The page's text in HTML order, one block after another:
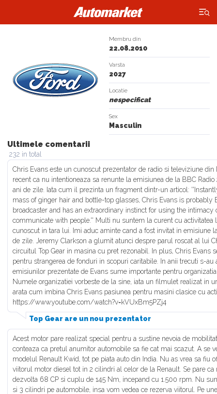
×
Membru din
22.08.2010
Varsta
2027
Locatie
nespecificat
Sex
Masculin
Ultimele comentarii
232 in total
Chris Evans este un cunoscut prezentator de radio si televiziune din
recent ca nu intentioneaza sa renunte la emisiunea de la BBC
ani de zile. Iata cum il prezinta un fragment dintr-un articol:
mass of ginger hair and bottle-top glasses, Chris Evans is probably
broadcaster and has an extraordinary instinct for using the intimacy
communicate with people.'' Multi nu suntem la curent cu activitatea
cunoscut in tara lui. Imi aduc aminte cand a fost invitat in emisiune
de zile. Jeremy Clarkson a glumit atunci despre parul roscat al lui
circuitul Top Gear in masina cu pret rezonabil. In plus, Chris Evans
pentru strangerea de fonduri in scopuri caritabile. In anii trecuti s-
emisiunilor prezentate de Evans sume importante pentru
Numele organizatiei vorbeste de la sine, iata un filmulet realizat in
arata cum imbina Chris Evans pasiunea pentru masini clasice cu
https://www.youtube.com/watch?v=kVUxBm5PZj4
Top Gear are un nou prezentator
Acest motor pare realizat special pentru a sustine nevoia de
conteaza ca pretul anumitor automobile sa fie cat mai scazut. A se
modelul Renault Kwid, tot pe piata auto din India. Nu as vrea sa fiu
viitorul motor diesel tot in 2 cilindri al celor de la Renault. Se pare
dezvolta 68 CP si cuplu de 145 Nm, incepand cu 1.500 rpm. Nu
si 3 cilindri pe automobile, insa vom vedea ce rezerva viitorul. Pe